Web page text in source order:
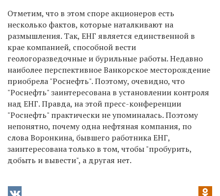
Отметим, что в этом споре акционеров есть
несколько фактов, которые наталкивают на
размышления. Так, ЕНГ является единственной в
крае компанией, способной вести
геологоразведочные и бурильные работы. Недавно
наиболее перспективное Ванкорское месторождение
приобрела "Роснефть". Поэтому, очевидно, что
"Роснефть" заинтересована в установлении контроля
над ЕНГ. Правда, на этой пресс-конференции
"Роснефть" практически не упоминалась. Поэтому
непонятно, почему одна нефтяная компания, по
слова Воронкина, бывшего работника ЕНГ,
заинтересована только в том, чтобы "пробурить,
добыть и вывести", а другая нет.